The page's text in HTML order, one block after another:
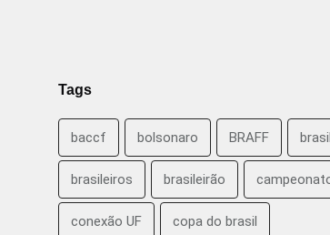
Tags
baccf bolsonaro BRAFF brasil
brasileiros brasileirão
conexão UF copa do brasil